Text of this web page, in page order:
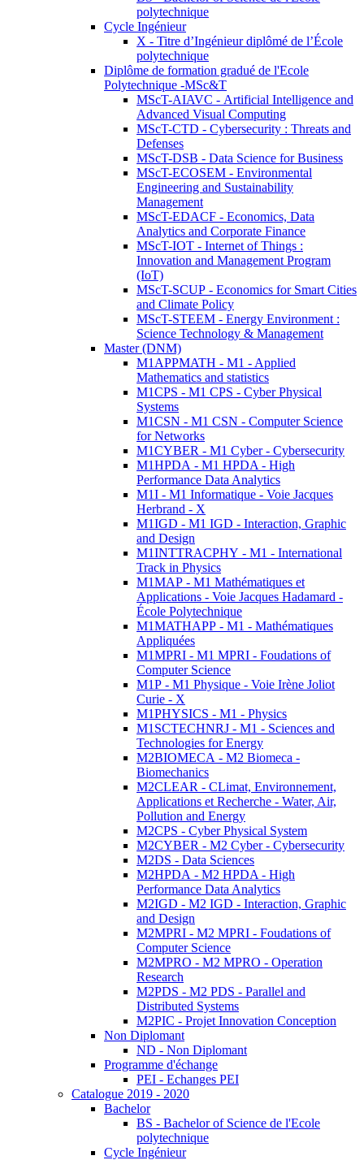
polytechnique
Cycle Ingénieur
X - Titre d’Ingénieur diplômé de l’École
polytechnique
Diplôme de formation gradué de l'Ecole
Polytechnique -MSc&T
MScT-AIAVC - Artificial Intelligence and
Advanced Visual Computing
MScT-CTD - Cybersecurity : Threats and
Defenses
MScT-DSB - Data Science for Business
MScT-ECOSEM - Environmental
Engineering and Sustainability
Management
MScT-EDACF - Economics, Data
Analytics and Corporate Finance
MScT-IOT - Internet of Things :
Innovation and Management Program
(IoT)
MScT-SCUP - Economics for Smart Cities
and Climate Policy
MScT-STEEM - Energy Environment :
Science Technology & Management
Master (DNM)
M1APPMATH - M1 - Applied
Mathematics and statistics
M1CPS - M1 CPS - Cyber Physical
Systems
M1CSN - M1 CSN - Computer Science
for Networks
M1CYBER - M1 Cyber - Cybersecurity
M1HPDA - M1 HPDA - High
Performance Data Analytics
M1I - M1 Informatique - Voie Jacques
Herbrand - X
M1IGD - M1 IGD - Interaction, Graphic
and Design
M1INTTRACPHY - M1 - International
Track in Physics
M1MAP - M1 Mathématiques et
Applications - Voie Jacques Hadamard -
École Polytechnique
M1MATHAPP - M1 - Mathématiques
Appliquées
M1MPRI - M1 MPRI - Foudations of
Computer Science
M1P - M1 Physique - Voie Irène Joliot
Curie - X
M1PHYSICS - M1 - Physics
M1SCTECHNRJ - M1 - Sciences and
Technologies for Energy
M2BIOMECA - M2 Biomeca -
Biomechanics
M2CLEAR - CLimat, Environnement,
Applications et Recherche - Water, Air,
Pollution and Energy
M2CPS - Cyber Physical System
M2CYBER - M2 Cyber - Cybersecurity
M2DS - Data Sciences
M2HPDA - M2 HPDA - High
Performance Data Analytics
M2IGD - M2 IGD - Interaction, Graphic
and Design
M2MPRI - M2 MPRI - Foudations of
Computer Science
M2MPRO - M2 MPRO - Operation
Research
M2PDS - M2 PDS - Parallel and
Distributed Systems
M2PIC - Projet Innovation Conception
Non Diplomant
ND - Non Diplomant
Programme d'échange
PEI - Echanges PEI
Catalogue 2019 - 2020
Bachelor
BS - Bachelor of Science de l'Ecole
polytechnique
Cycle Ingénieur